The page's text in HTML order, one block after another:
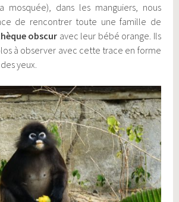
mosquée), dans les manguiers, nous
de rencontrer toute une famille de
obscur avec leur bébé orange. Ils
à observer avec cette trace en forme
yeux.